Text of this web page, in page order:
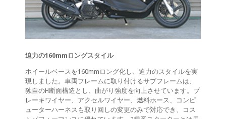
迫力の160mmロングスタイル
ホイールベースを160mmロング化し、迫力のスタイルを実
現しました。車両フレームに取り付けるサブフレームは、
独自のH断面構造とし、曲がり強度を向上させています。ブ
レーキワイヤー、アクセルワイヤー、燃料ホース、コンピ
ューターハーネスも取り回しの変更のみで対応でき、コス